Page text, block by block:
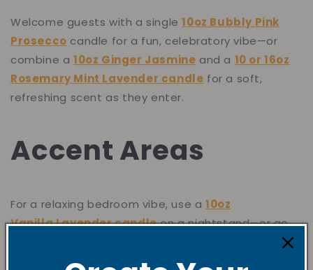
Welcome guests with a single10oz Bubbly Pink
Prosecco candle for a fun, celebratory vibe—or
combine a 10oz Ginger Jasmine and a 10 or 16oz
Rosemary Mint Lavender candle for a soft,
refreshing scent as they enter.
Accent Areas
For a relaxing bedroom vibe, use a 10oz
Vanilla Lavender candleon a nightstand—or go
16oz Patchouli Sandalwood candle
to fill the room with warm, grounding energy.